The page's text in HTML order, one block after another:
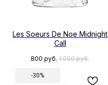
Les Soeurs De Noe Midnight
Call
800 руб. 1 000 руб.
-30%